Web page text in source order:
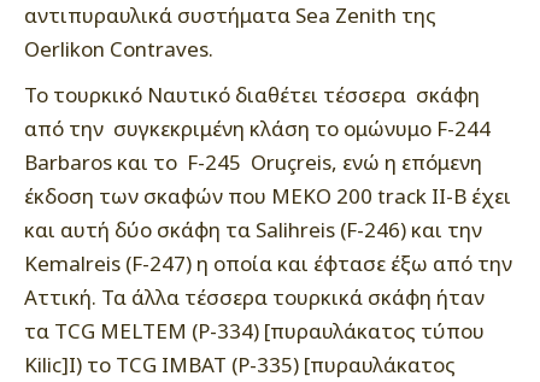
αντιπυραυλικά συστήματα Sea Zenith της
Oerlikon Contraves.
Το τουρκικό Ναυτικό διαθέτει τέσσερα σκάφη
από την συγκεκριμένη κλάση το ομώνυμο F-244
Barbaros και το F-245 Oruçreis, ενώ η επόμενη
έκδοση των σκαφών που ΜΕΚΟ 200 track II-B έχει
και αυτή δύο σκάφη τα Salihreis (F-246) και την
Kemalreis (F-247) η οποία και έφτασε έξω από την
Αττική. Τα άλλα τέσσερα τουρκικά σκάφη ήταν
τα TCG MELΤEM (P-334) [πυραυλάκατος τύπου
Kilic]Ι) το TCG ΙΜΒΑΤ (P-335) [πυραυλάκατος